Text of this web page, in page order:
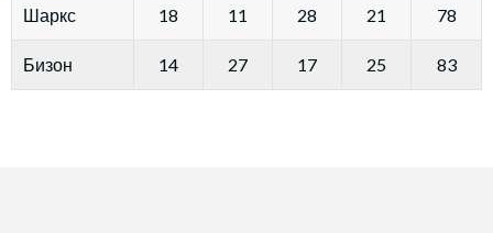
Шаркс 18 11 28 21 78
Бизон 14 27 17 25 83